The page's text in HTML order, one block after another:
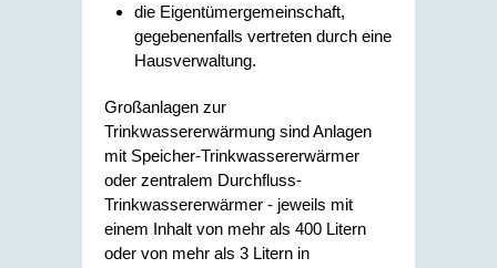
die Eigentümergemeinschaft,
gegebenenfalls vertreten durch eine
Hausverwaltung.
Großanlagen zur
Trinkwassererwärmung sind Anlagen
mit Speicher-Trinkwassererwärmer
oder zentralem Durchfluss-
Trinkwassererwärmer - jeweils mit
einem Inhalt von mehr als 400 Litern
oder von mehr als 3 Litern in